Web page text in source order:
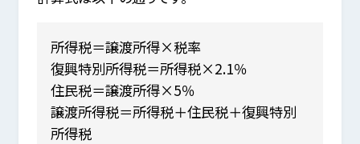
所得税＝譲渡所得×税率
復興特別所得税＝所得税×2.1％
住民税＝譲渡所得×5％
譲渡所得税＝所得税＋住民税＋復興特別
所得税